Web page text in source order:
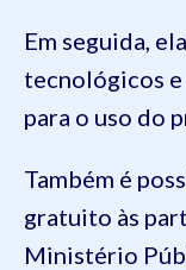
Em seguida,
tecnológicos
para o uso do
Também é
gratuito às
Ministério